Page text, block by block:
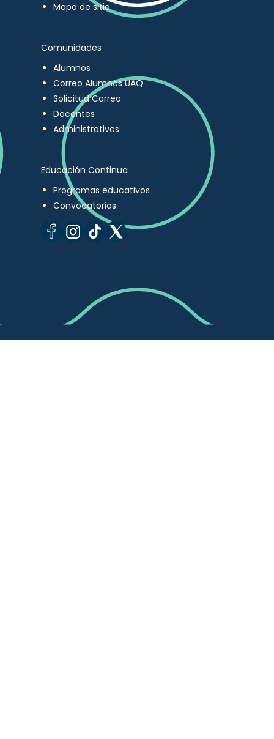
Mapa de sitio
Comunidades
Alumnos
Correo Alumnos UAQ
Solicitud Correo
Docentes
Administrativos
Educación Continua
Programas educativos
Convocatorias